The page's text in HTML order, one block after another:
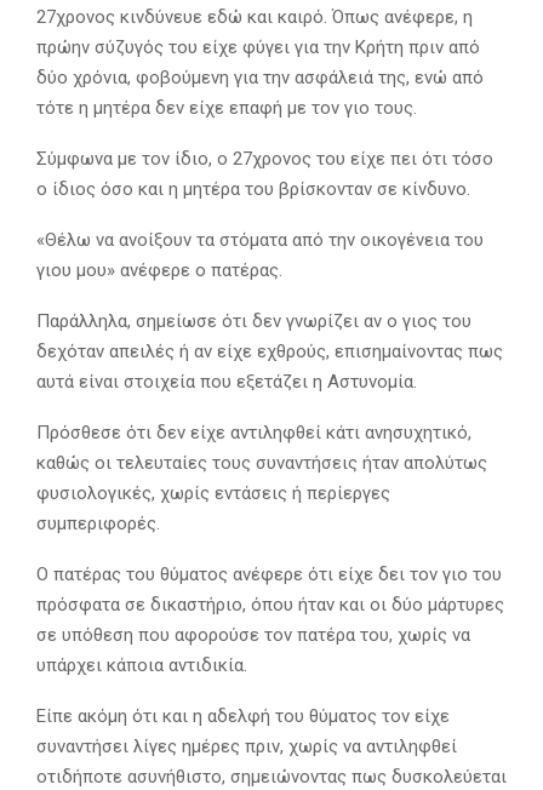
27χρονος κινδύνευε εδώ και καιρό. Όπως ανέφερε, η
πρώην σύζυγός του είχε φύγει για την Κρήτη πριν από
δύο χρόνια, φοβούμενη για την ασφάλειά της, ενώ από
τότε η μητέρα δεν είχε επαφή με τον γιο τους.
Σύμφωνα με τον ίδιο, ο 27χρονος του είχε πει ότι τόσο
ο ίδιος όσο και η μητέρα του βρίσκονταν σε κίνδυνο.
«Θέλω να ανοίξουν τα στόματα από την οικογένεια του
γιου μου» ανέφερε ο πατέρας.
Παράλληλα, σημείωσε ότι δεν γνωρίζει αν ο γιος του
δεχόταν απειλές ή αν είχε εχθρούς, επισημαίνοντας πως
αυτά είναι στοιχεία που εξετάζει η Αστυνομία.
Πρόσθεσε ότι δεν είχε αντιληφθεί κάτι ανησυχητικό,
καθώς οι τελευταίες τους συναντήσεις ήταν απολύτως
φυσιολογικές, χωρίς εντάσεις ή περίεργες
συμπεριφορές.
Ο πατέρας του θύματος ανέφερε ότι είχε δει τον γιο του
πρόσφατα σε δικαστήριο, όπου ήταν και οι δύο μάρτυρες
σε υπόθεση που αφορούσε τον πατέρα του, χωρίς να
υπάρχει κάποια αντιδικία.
Είπε ακόμη ότι και η αδελφή του θύματος τον είχε
συναντήσει λίγες ημέρες πριν, χωρίς να αντιληφθεί
οτιδήποτε ασυνήθιστο, σημειώνοντας πως δυσκολεύεται